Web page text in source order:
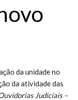
da unidade no
da atividade das
Judiciais –